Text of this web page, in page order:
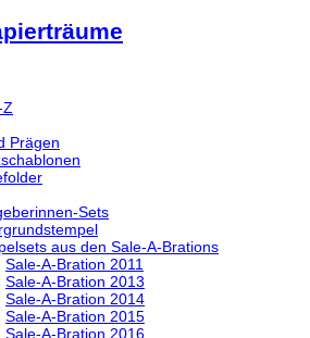
Z
Prägen
Sets
aus den Sale-A-Brations
Sale-A-Bration 2011
Sale-A-Bration 2013
Sale-A-Bration 2014
Sale-A-Bration 2015
Sale-A-Bration 2016